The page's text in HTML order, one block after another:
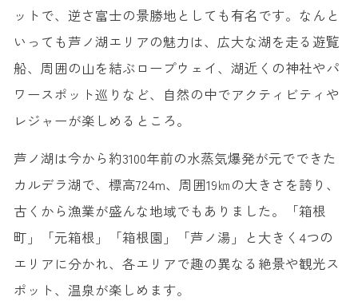
ットで、逆さ富士の景勝地としても有名です。なんと
いっても芦ノ湖エリアの魅力は、広大な湖を走る遊覧
船、周囲の山を結ぶロープウェイ、湖近くの神社やパ
ワースポット巡りなど、自然の中でアクティビティや
レジャーが楽しめるところ。
芦ノ湖は今から約3100年前の水蒸気爆発が元でできた
カルデラ湖で、標高724m、周囲19㎞の大きさを誇り、
古くから漁業が盛んな地域でもありました。「箱根
町」「元箱根」「箱根園」「芦ノ湯」と大きく4つの
エリアに分かれ、各エリアで趣の異なる絶景や観光ス
ポット、温泉が楽しめます。